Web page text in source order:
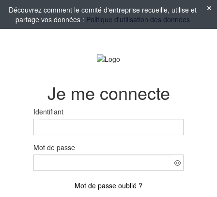
Découvrez comment le comité d'entreprise recueille, utilise et
partage vos données : Politique d'utilisation des données
Je me connecte
Identifiant
Mot de passe
Mot de passe oublié ?